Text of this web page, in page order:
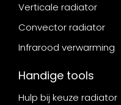
Verticale radiator
Convector radiator
Infrarood verwarming
Handige tools
Hulp bij keuze radiator